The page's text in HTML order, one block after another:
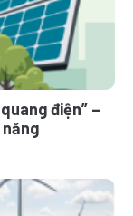
điện” –